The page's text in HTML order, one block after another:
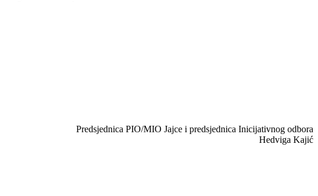
Predsjednica PIO/MIO Jajce i predsjednica Inicijativnog odbora
Hedviga Kajić